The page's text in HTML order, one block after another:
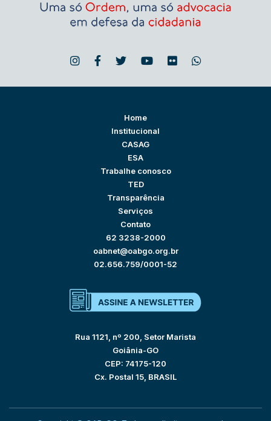
Home
Institucional
CASAG
ESA
Trabalhe conosco
TED
Transparência
Serviços
Contato
62 3238-2000
oabnet@oabgo.org.br
02.656.759/0001-52
Rua 1121, nº 200, Setor Marista
Goiânia-GO
CEP: 74175-120
Cx. Postal 15, BRASIL